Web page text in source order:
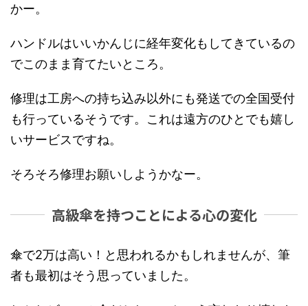
かー。
ハンドルはいいかんじに経年変化もしてきているの
でこのまま育てたいところ。
修理は工房への持ち込み以外にも発送での全国受付
も行っているそうです。これは遠方のひとでも嬉し
いサービスですね。
そろそろ修理お願いしようかなー。
高級傘を持つことによる心の変化
傘で2万は高い！と思われるかもしれませんが、筆
者も最初はそう思っていました。